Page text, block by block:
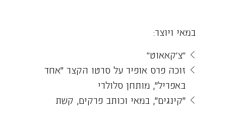
במאי ויוצר:
"צ'קאאוט"
זוכה פרס אופיר על סרטו הקצר ״אחד
באפריל״, מותחן סלולרי
״קינגים״, במאי וכותב פרקים, קשת